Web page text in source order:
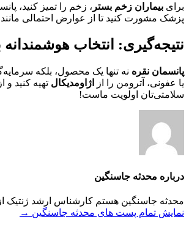
برای بیماران زخم بستر ، زخم را تمیز کنید، پانسمان
پزشک مشورت کنید تا از عوارض احتمالی
نتیجه‌گیری: انتخاب هوشمندانه
پانسمان نقره نه تنها یک محصول، بلکه
یا عفونی، آترومن را از
اژاومدیکال تهیه کنید
سلامتی‌تان اولویت ماست!
درباره محدثه جاسنگین
محدثه جاسنگین هستم کارشناس ارشد ژنتیک از
نمایش تمام پست های محدثه جاسنگین →